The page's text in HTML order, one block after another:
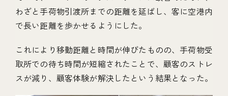
わざと手荷物引渡所までの距離を延ばし、客に空港内
で長い距離を歩かせるようにした。
これにより移動距離と時間が伸びたものの、手荷物受
取所での待ち時間が短縮されたことで、顧客のストレ
スが減り、顧客体験が解決したという結果となった。